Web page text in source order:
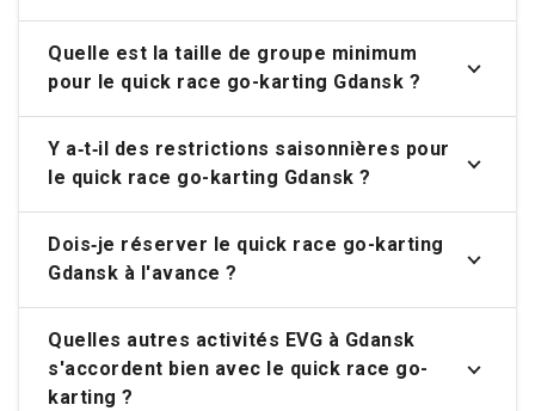
Quelle est la taille de groupe minimum
pour le quick race go-karting Gdansk ?
Y a‑t‑il des restrictions saisonnières pour
le quick race go-karting Gdansk ?
Dois‑je réserver le quick race go-karting
Gdansk à l'avance ?
Quelles autres activités EVG à Gdansk
s'accordent bien avec le quick race go-
karting ?